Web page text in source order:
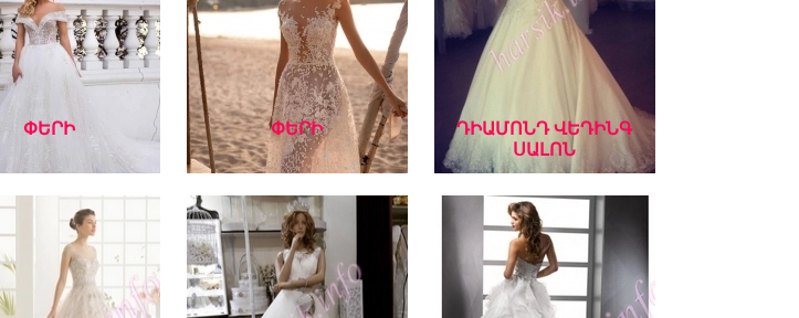
ՓԵՐԻ ՓԵՐԻ
ԴԻԱՄՈՆԴ ՎԵԴԻՆԳ
ՍԱԼՈՆ